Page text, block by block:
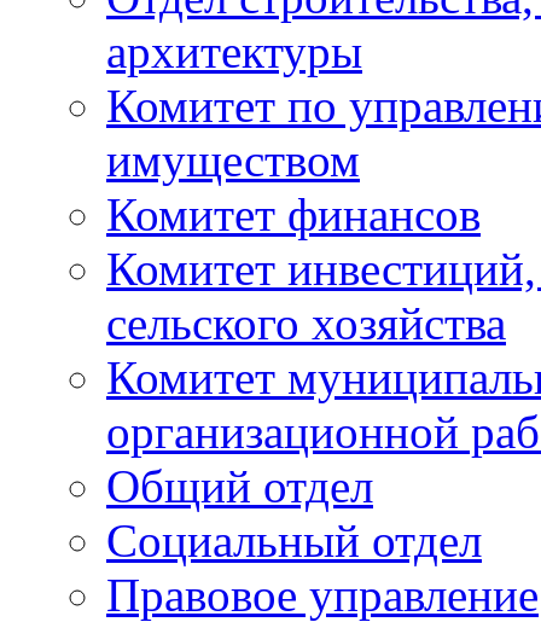
архитектуры
Комитет по
имуществом
Комитет финансов
Комитет
сельского хозяйства
Комитет
организационной
Общий отдел
Социальный отдел
Правовое управление